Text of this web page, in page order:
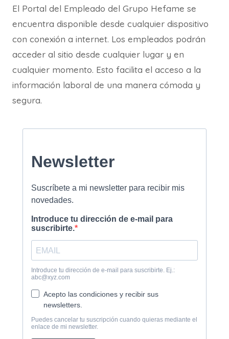
El Portal del Empleado del Grupo Hefame se
encuentra disponible desde cualquier dispositivo
con conexión a internet. Los empleados podrán
acceder al sitio desde cualquier lugar y en
cualquier momento. Esto facilita el acceso a la
información laboral de una manera cómoda y
segura.